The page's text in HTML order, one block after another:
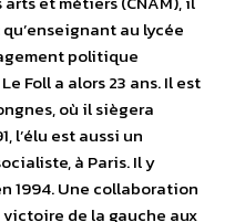
au lycée
politique
Foll a alors 23 ans. Il est
où il siègera
l’élu est aussi un
à Paris. Il y
1994. Une collaboration
de la gauche aux